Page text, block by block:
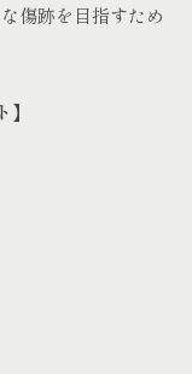
傷跡を目指すため